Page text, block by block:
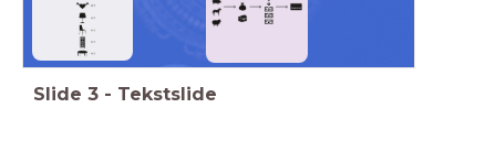
Slide 3 - Tekstslide